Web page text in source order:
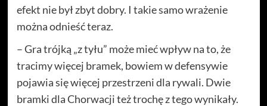
efekt nie był zbyt dobry. I takie samo wrażenie
można odnieść teraz.
– Gra trójką „z tyłu” może mieć wpływ na to, że
tracimy więcej bramek, bowiem w defensywie
pojawia się więcej przestrzeni dla rywali. Dwie
bramki dla Chorwacji też trochę z tego wynikały.